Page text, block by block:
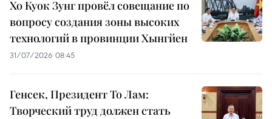
Хо Куок Зунг провёл совещание по
вопросу создания зоны высоких
технологий в провинции Хынгйен
31/07/2026 08:45
Генсек, Президент То Лам:
Творческий труд должен стать